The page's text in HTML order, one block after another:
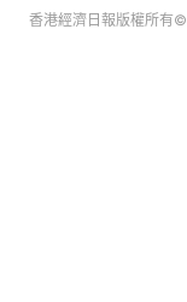
香港經濟日報版權所有©